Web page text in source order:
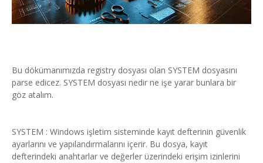
Bu dökümanımızda registry dosyası olan SYSTEM dosyasını
parse edicez. SYSTEM dosyası nedir ne işe yarar bunlara bir
göz atalım.
SYSTEM : Windows işletim sisteminde kayıt defterinin güvenlik
ayarlarını ve yapılandırmalarını içerir. Bu dosya, kayıt
defterindeki anahtarlar ve değerler üzerindeki erişim izinlerini